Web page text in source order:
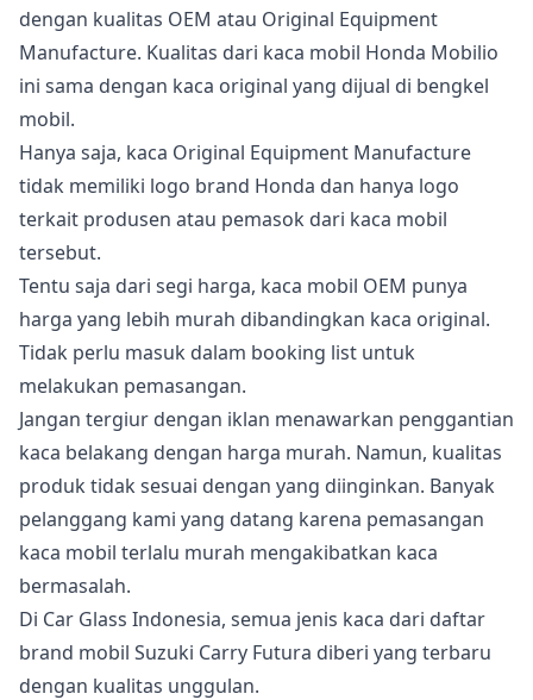
dengan kualitas OEM atau Original Equipment
Manufacture. Kualitas dari kaca mobil Honda Mobilio
ini sama dengan kaca original yang dijual di bengkel
mobil.
Hanya saja, kaca Original Equipment Manufacture
tidak memiliki logo brand Honda dan hanya logo
terkait produsen atau pemasok dari kaca mobil
tersebut.
Tentu saja dari segi harga, kaca mobil OEM punya
harga yang lebih murah dibandingkan kaca original.
Tidak perlu masuk dalam booking list untuk
melakukan pemasangan.
Jangan tergiur dengan iklan menawarkan penggantian
kaca belakang dengan harga murah. Namun, kualitas
produk tidak sesuai dengan yang diinginkan. Banyak
pelanggang kami yang datang karena pemasangan
kaca mobil terlalu murah mengakibatkan kaca
bermasalah.
Di Car Glass Indonesia, semua jenis kaca dari daftar
brand mobil Suzuki Carry Futura diberi yang terbaru
dengan kualitas unggulan.